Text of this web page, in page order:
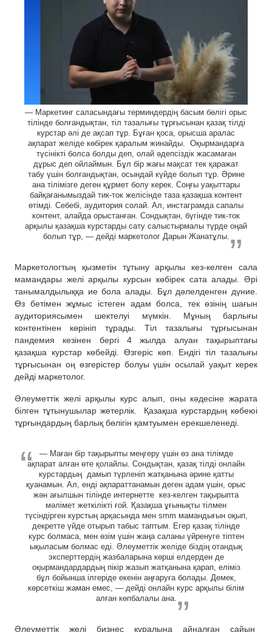
— Маркетинг саласындағы терминдердің басым бөлігі орыс
тілінде болғандықтан, тіл тазалығы тұрғысынан қазақ тілді
курстар әлі де ақсап тұр. Бұған қоса, орысша аралас
ақпарат желіде көбірек қаралым жинайды. Оқырмандарға
түсінікті болса болды деп, олай әдепсіздік жасамаған
дұрыс деп ойлаймын. Бұл бір жағы мақсат тек қаражат
табу үшін болғандықтан, осындай күйде болып тұр. Әрине
ана тілімізге деген құрмет болу керек. Соңғы уақыттары
байқағанымыздай тик-ток желісінде таза қазақша контент
өтімді. Себебі, аудитория солай. Ал, инстаграмда сапалы
контент, алайда орыстанған. Сондықтан, бүгінде тик-ток
арқылы қазақша курстарды сату салыстырмалы түрде оңай
болып тұр, — дейді маркетолог Дарын Жанатұлы.
Маркетологтың қызметін тұтыну арқылы кез-келген сала
мамандары желі арқылы курсын көбірек сата алады. Әрі
танымалдылыққа ие бола алады. Бұл дәлелденген дүние.
Өз бетімен жұмыс істеген адам болса, тек өзінің шағын
аудиториясымен шектелуі мүмкін. Мұның барлығы
контентінен көрініп тұрады. Тіл тазалығы тұрғысынан
пандемия кезінен бергі 4 жылда алуан тақырыптағы
қазақша курстар көбейді. Өзгеріс көп. Ендігі тіл тазалығы
тұрғысынан оң өзгерістер болуы үшін осылай уақыт керек
дейді маркетолог.
Әлеуметтік желі арқылы курс алып, оны кәдесіне жарата
білген тұтынушылар жетерлік. Қазақша курстардың көбеюі
тұрғындардың барлық бөлігін қамтуымен ерекшеленеді.
— Маған бір тақырыпты меңгеру үшін өз ана тілімде
ақпарат алған өте қолайлы. Сондықтан, қазақ тілді онлайн
курстардың дамып түрленіп жатқанына әрине қатты
қуанамын. Ал, енді ақпараттанамын деген адам үшін, орыс
жән ағылшын тілінде интернетте кез-келген тақырыпта
мәлімет жеткілікті ғой. Қазақша ұғынықты тілмен
түсіндірген курстың арқасында мен smm мамандығын оқып,
декретте үйде отырып табыс таптым. Егер қазақ тілінде
курс болмаса, мен өзім үшін жаңа саланы үйренуге тіптен
ықыласым болмас еді. Әлеуметтік желіде біздің отандық
эксперттердің жазбаларына көрші елдерден де
оқырмандардардың пікір жазып жатқанына қарап, еліміз
бұл бойынша ілгеріде екенін аңғаруға болады. Демек,
көрсеткіш жаман емес, — дейді онлайн курс арқылы білім
алған көпбалалы ана.
Әлеуметтік желі бизнес құралына айналған сайын